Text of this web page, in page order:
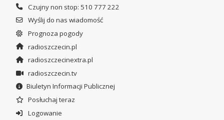
Czujny non stop: 510 777 222
Wyślij do nas wiadomość
Prognoza pogody
radioszczecin.pl
radioszczecinextra.pl
radioszczecin.tv
Biuletyn Informacji Publicznej
Posłuchaj teraz
Logowanie